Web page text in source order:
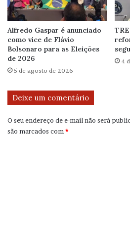
Alfredo Gaspar é anunciado
como vice de Flávio
Bolsonaro para as Eleições
de 2026
5 de agosto de 2026
4
Deixe um comentário
O seu endereço de e-mail não será
são marcados com*